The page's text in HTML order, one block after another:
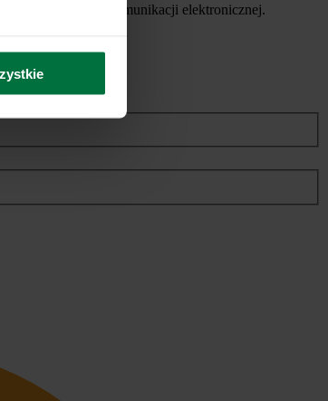
środków komunikacji elektronicznej.